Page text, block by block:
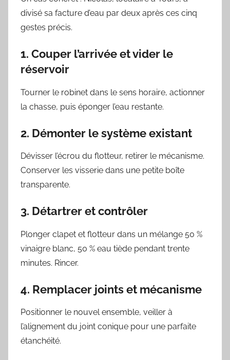
divisé sa facture d’eau par deux après ces cinq
gestes précis.
1. Couper l’arrivée et vider le
réservoir
Tourner le robinet dans le sens horaire, actionner
la chasse, puis éponger l’eau restante.
2. Démonter le système existant
Dévisser l’écrou du flotteur, retirer le mécanisme.
Conserver les visserie dans une petite boîte
transparente.
3. Détartrer et contrôler
Plonger clapet et flotteur dans un mélange 50 %
vinaigre blanc, 50 % eau tiède pendant trente
minutes. Rincer.
4. Remplacer joints et mécanisme
Positionner le nouvel ensemble, veiller à
l’alignement du joint conique pour une parfaite
étanchéité.